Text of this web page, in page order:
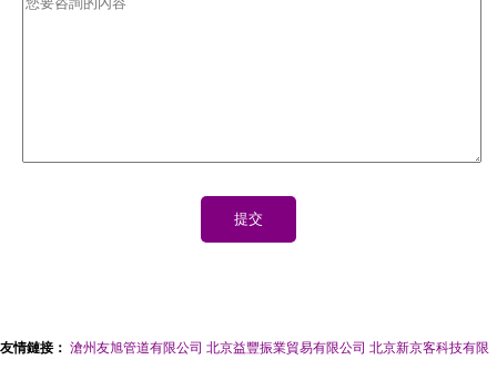
友情鏈接： 滄州友旭管道有限公司 北京益豐振業貿易有限公司 北京新京客科技有限